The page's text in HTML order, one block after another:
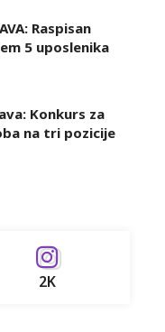
Raspisan
5 uposlenika
Konkurs za
na tri pozicije
2K